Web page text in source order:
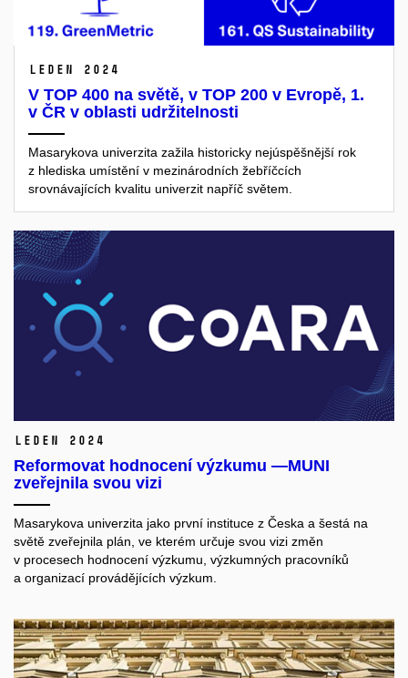
leden 2024
V TOP 400 na světě, v TOP 200 v Evropě, 1.
v ČR v oblasti udržitelnosti
Masarykova univerzita zažila historicky nejúspěšnější rok
z hlediska umístění v mezinárodních žebříčcích
srovnávajících kvalitu univerzit napříč světem.
leden 2024
Reformovat hodnocení výzkumu —MUNI
zveřejnila svou vizi
Masarykova univerzita jako první instituce z Česka a šestá na
světě zveřejnila plán, ve kterém určuje svou vizi změn
v procesech hodnocení výzkumu, výzkumných pracovníků
a organizací provádějících výzkum.